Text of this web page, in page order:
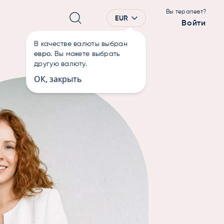
EUR
В качестве валюты выбран
евро. Вы можете выбрать
другую валюту.
ОК, закрыть
Вы терапевт?
Войти